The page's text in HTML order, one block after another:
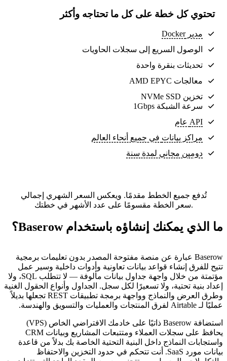
تحتوي كل خطة على كل ما تحتاجه وأكثر
مدير Docker
الوصول السريع إلى سجلات الحاويات
تحديثات بنقرة واحدة
معالجات AMD EPYC
تخزين NVMe SSD
سرعة الشبكة 1Gbps
API عام
مراكز بيانات في جميع أنحاء العالم
دومين مجاني لمدة سنة
تُدفع جميع الخطط مقدمًا. ويعكس السعر الشهري إجمالي
سعر الخطة مقسومًا على عدد الأشهر في خطتك.
ما الذي يمكنك إنشاؤه باستخدام Baserow؟
Baserow عبارة عن منصة مفتوحة المصدر بدون تعليمات برمجية
تتيح للفرق إنشاء قواعد بيانات تعاونية وأدوات داخلية وسير عمل
مؤتمتة من خلال واجهة جداول بيانات مألوفة — لا تتطلب SQL، ولا
إعداد بنية تحتية، ولا تسعيرًا لكل سجل. الجداول وأنواع الحقول الغنية
وطرق العرض والنماذج وواجهة برمجة تطبيقات REST تجعلها بديلاً
عمليًا لـ Airtable لفرق المنتجات والعمليات والتسويق والهندسة.
استضافة Baserow ذاتيًا على خادمك الافتراضي الخاص (VPS)
يحافظ على سجلات العملاء ومتتبعات المشاريع وبيانات CRM
واستجابات النماذج داخل البنية التحتية الخاصة بك بدلاً من قاعدة
بيانات مورد SaaS. أنت تتحكم في حدود التخزين والاحتفاظ